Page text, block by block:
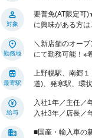
対象
要普免(AT限定可
に興味がある方は
勤務地
＼新店舗のオー
にて勤務可能！※
最寄駅
上野幌駅、南郷
道)、発寒駅、環
給与
入社1年／主任／
入社3年／店長／
■国産・輸入車の